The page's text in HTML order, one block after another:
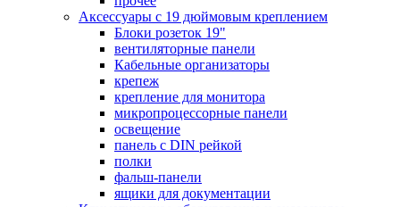
Аксессуары с 19 дюймовым креплением
Блоки розеток 19"
вентиляторные панели
Кабельные организаторы
крепеж
крепление для монитора
микропроцессорные панели
освещение
панель с DIN рейкой
полки
фальш-панели
ящики для документации